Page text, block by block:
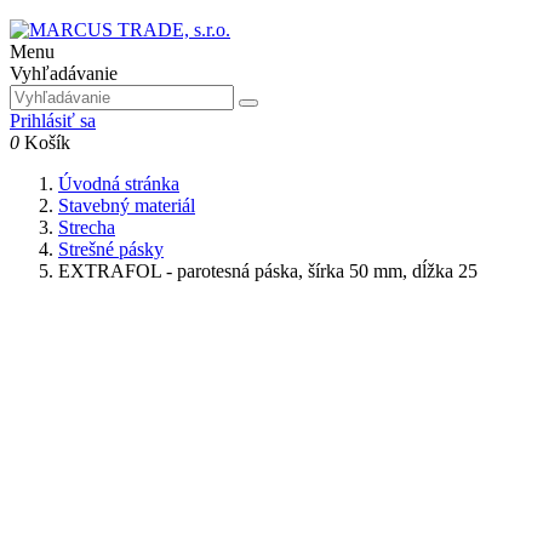
Menu
Vyhľadávanie
Prihlásiť sa
0 Košík
Úvodná stránka
Stavebný materiál
Strecha
Strešné pásky
EXTRAFOL - parotesná páska, šírka 50 mm, dĺžka 25